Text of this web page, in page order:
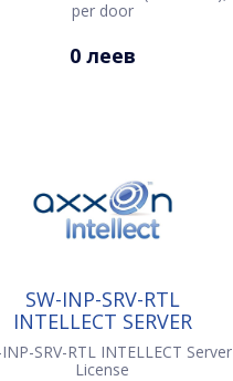
per door
0 леев
SW-INP-SRV-RTL
INTELLECT SERVER
LICENSE
SRV-RTL INTELLECT Server
License